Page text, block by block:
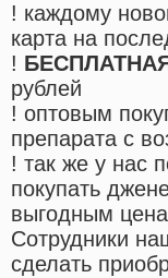
! каждому
карта на
!
рублей
! оптовым
препарата с
! так же у нас
покупать
выгодным
Cотрудники
сделать